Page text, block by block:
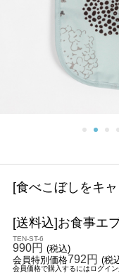
[食べこぼしをキ
[送料込]お食事エ
TEN-ST-6
990円 (税込)
会員特別価格792円 (税
会員価格で購入するにはログイ